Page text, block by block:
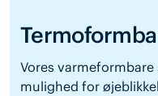
Vores
mulighed for